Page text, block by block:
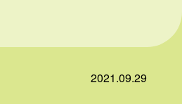
2021.09.29